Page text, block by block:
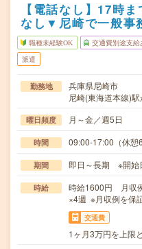
【電話なし】17時
なし▼尼崎で一般事
職種未経験OK 交通費別途支給
派遣
勤務地
兵庫県尼崎市
尼崎(東海道本線)
曜日頻度 月～金／週5日
時間 09:00-17:00（休憩
期間 即日～長期 ※開始
時給
時給1600円 月収
×4週 ※月収例を保
交通費
1ヶ月3万円を上限